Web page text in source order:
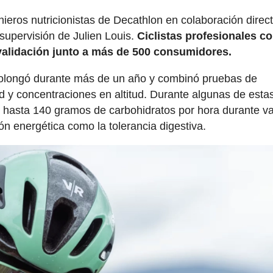
nutricionistas de Decathlon en colaboración
de Julien Louis.Ciclistas profesionales
junto a más de 500 consumidores.
durante más de un año y combinó pruebas de
y concentraciones en altitud. Durante algunas de
140 gramos de carbohidratos por hora durante
energética como la tolerancia digestiva.